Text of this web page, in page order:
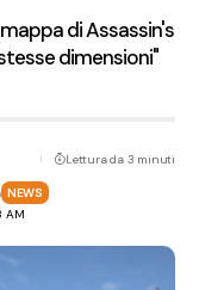
di Assassin's
dimensioni"
AM
NEWS
Lettura da 3 minuti